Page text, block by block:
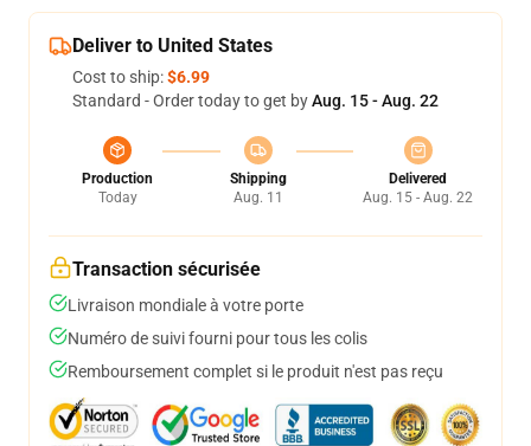
Deliver to United States
Cost to ship:$6.99
Standard - Order today to get byAug. 15 - Aug. 22
Production
Today
Shipping
Aug. 11
Delivered
Aug. 15 - Aug. 22
Transaction sécurisée
Livraison mondiale à votre porte
Numéro de suivi fourni pour tous les colis
Remboursement complet si le produit n'est pas reçu